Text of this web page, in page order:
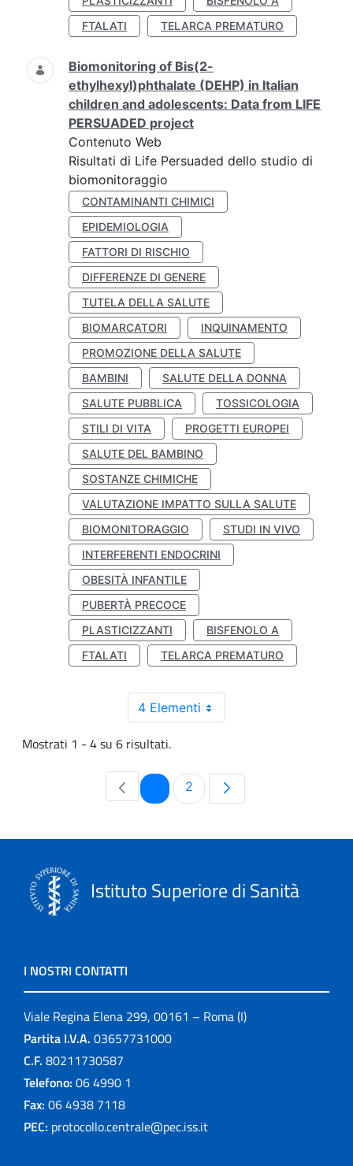
FTALATI
TELARCA PREMATURO
Biomonitoring of Bis(2-
ethylhexyl)phthalate (DEHP) in Italian
children and adolescents: Data from LIFE
PERSUADED project
Contenuto Web
Risultati di Life Persuaded dello studio di
biomonitoraggio
CONTAMINANTI CHIMICI
EPIDEMIOLOGIA
FATTORI DI RISCHIO
DIFFERENZE DI GENERE
TUTELA DELLA SALUTE
BIOMARCATORI
INQUINAMENTO
PROMOZIONE DELLA SALUTE
BAMBINI
SALUTE DELLA DONNA
SALUTE PUBBLICA
TOSSICOLOGIA
STILI DI VITA
PROGETTI EUROPEI
SALUTE DEL BAMBINO
SOSTANZE CHIMICHE
VALUTAZIONE IMPATTO SULLA SALUTE
BIOMONITORAGGIO
STUDI IN VIVO
INTERFERENTI ENDOCRINI
OBESITÀ INFANTILE
PUBERTÀ PRECOCE
PLASTICIZZANTI
BISFENOLO A
FTALATI
TELARCA PREMATURO
4 Elementi
Mostrati 1 - 4 su 6 risultati.
PaginaPagina
2
Istituto Superiore di Sanità
I NOSTRI CONTATTI
Viale Regina Elena 299, 00161 – Roma (I)
Partita I.V.A. 03657731000
C.F. 80211730587
Telefono: 06 4990 1
Fax: 06 4938 7118
PEC: protocollo.centrale@pec.iss.it